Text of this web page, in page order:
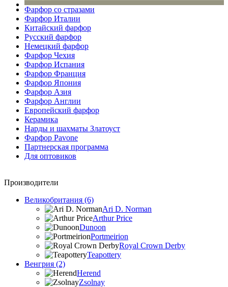
Фарфор со стразами
Фарфор Италии
Китайский фарфор
Русский фарфор
Немецкий фарфор
Фарфор Чехия
Фарфор Испания
Фарфор Франция
Фарфор Япония
Фарфор Азия
Фарфор Англии
Европейский фарфор
Керамика
Нарды и шахматы Златоуст
Фарфор Pavone
Партнерская программа
Для оптовиков
Производители
Великобритания (6)
Ari D. Norman
Arthur Price
Dunoon
Portmeirion
Royal Crown Derby
Teapottery
Венгрия (2)
Herend
Zsolnay